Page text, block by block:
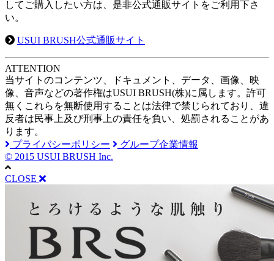
してご購入したい方は、是非公式通販サイトをご利用下さ
い。
USUI BRUSH公式通販サイト
ATTENTION
当サイトのコンテンツ、ドキュメント、データ、画像、映
像、音声などの著作権はUSUI BRUSH(株)に属します。許可
無くこれらを無断使用することは法律で禁じられており、違
反者は民事上及び刑事上の責任を負い、処罰されることがあ
ります。
プライバシーポリシー
グループ企業情報
© 2015 USUI BRUSH Inc.
CLOSE